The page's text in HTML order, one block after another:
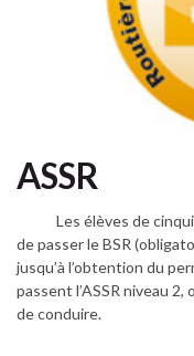
ASSR
Les élèves de
de passer le BSR
jusqu’à l’obtention du
passent l’ASSR niveau
de conduire.